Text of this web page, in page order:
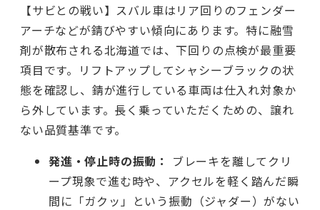
【サビとの戦い】スバル車はリア回りのフェンダー
アーチなどが錆びやすい傾向にあります。特に融雪
剤が散布される北海道では、下回りの点検が最重要
項目です。リフトアップしてシャシーブラックの状
態を確認し、錆が進行している車両は仕入れ対象か
ら外しています。長く乗っていただくための、譲れ
ない品質基準です。
発進・停止時の振動： ブレーキを離してクリ
ープ現象で進む時や、アクセルを軽く踏んだ瞬
間に「ガクッ」という振動（ジャダー）がない